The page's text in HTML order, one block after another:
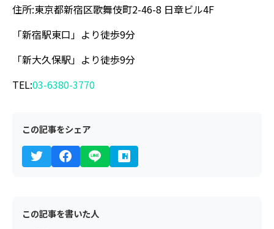
住所:東京都新宿区歌舞伎町2-46-8 日章ビル4F
「新宿駅東口」より徒歩9分
「新大久保駅」より徒歩9分
TEL:03-6380-3770
この記事をシェア
この記事を書いた人